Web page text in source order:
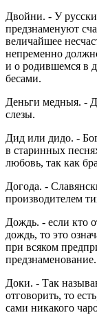
Двойни. - У
предзнаменуют
величайшее
непременно
и о родившемся в
бесами.
Деньги медныя. -
слезы.
Дид или дидо. -
в старинных
любовь, так как
Догода. -
производителем
Дождь. - если кто
дождь, то это
при всяком
предзнаменование.
Доки. - Так
отговорить, то
сами никакого